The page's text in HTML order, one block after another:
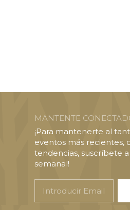
MANTENTE
¡Para mantenerte al
eventos más recientes,
tendencias, suscríbete
semanal!
Email